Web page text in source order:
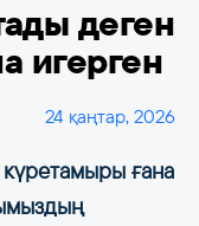
деген
игерген
24 қаңтар, 2026
ғана